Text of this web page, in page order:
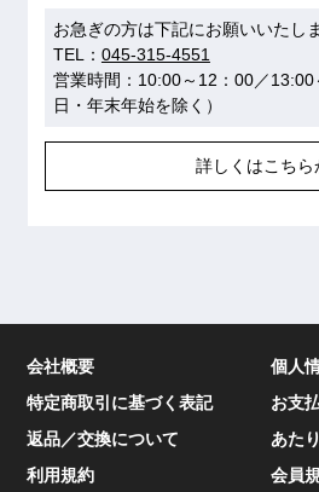
お急ぎの方は下記にお願いいたしま
TEL： 045-315-4551
営業時間：10:00～12：00／
日・年末年始を除く）
詳しくはこちら
会社概要
個人
特定商取引に基づく表記
お支
返品／交換について
あた
利用規約
会員